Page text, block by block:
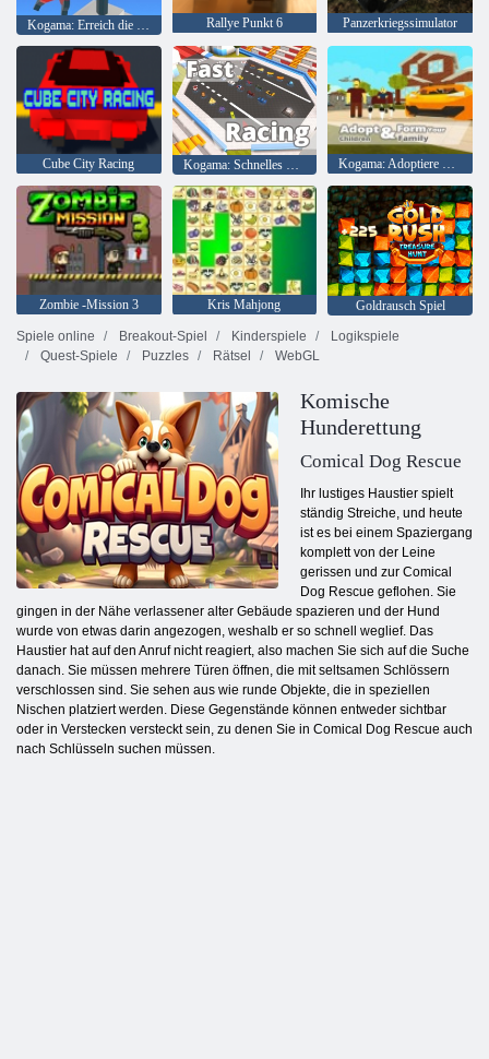
Rallye Punkt 6 Panzerkriegssimulator
Cube City Racing Kogama: Schnelles Rennen Kogama: Adoptiere Kinder und bilde deine Familie
Zombie -Mission 3 Kris Mahjong
Goldrausch Spiel
Spiele online
Breakout-Spiel Kinderspiele
Logikspiele
Quest-Spiele
Puzzles Rätsel WebGL
Komische
Hunderettung
Comical Dog Rescue
Ihr lustiges Haustier spielt
ständig Streiche, und heute
ist es bei einem Spaziergang
komplett von der Leine
gerissen und zur Comical
Dog Rescue geflohen. Sie
gingen in der Nähe verlassener alter Gebäude spazieren und der Hund
wurde von etwas darin angezogen, weshalb er so schnell weglief. Das
Haustier hat auf den Anruf nicht reagiert, also machen Sie sich auf die Suche
danach. Sie müssen mehrere Türen öffnen, die mit seltsamen Schlössern
verschlossen sind. Sie sehen aus wie runde Objekte, die in speziellen
Nischen platziert werden. Diese Gegenstände können entweder sichtbar
oder in Verstecken versteckt sein, zu denen Sie in Comical Dog Rescue auch
nach Schlüsseln suchen müssen.